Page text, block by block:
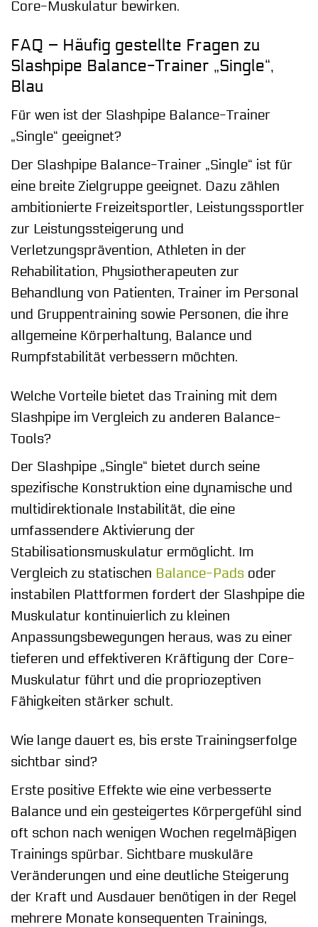
Core-Muskulatur bewirken.
FAQ – Häufig gestellte Fragen zu
Slashpipe Balance-Trainer „Single“,
Blau
Für wen ist der Slashpipe Balance-Trainer
„Single“ geeignet?
Der Slashpipe Balance-Trainer „Single“ ist für
eine breite Zielgruppe geeignet. Dazu zählen
ambitionierte Freizeitsportler, Leistungssportler
zur Leistungssteigerung und
Verletzungsprävention, Athleten in der
Rehabilitation, Physiotherapeuten zur
Behandlung von Patienten, Trainer im Personal
und Gruppentraining sowie Personen, die ihre
allgemeine Körperhaltung, Balance und
Rumpfstabilität verbessern möchten.
Welche Vorteile bietet das Training mit dem
Slashpipe im Vergleich zu anderen Balance-
Tools?
Der Slashpipe „Single“ bietet durch seine
spezifische Konstruktion eine dynamische und
multidirektionale Instabilität, die eine
umfassendere Aktivierung der
Stabilisationsmuskulatur ermöglicht. Im
Vergleich zu statischen Balance-Pads oder
instabilen Plattformen fordert der Slashpipe die
Muskulatur kontinuierlich zu kleinen
Anpassungsbewegungen heraus, was zu einer
tieferen und effektiveren Kräftigung der Core-
Muskulatur führt und die propriozeptiven
Fähigkeiten stärker schult.
Wie lange dauert es, bis erste Trainingserfolge
sichtbar sind?
Erste positive Effekte wie eine verbesserte
Balance und ein gesteigertes Körpergefühl sind
oft schon nach wenigen Wochen regelmäßigen
Trainings spürbar. Sichtbare muskuläre
Veränderungen und eine deutliche Steigerung
der Kraft und Ausdauer benötigen in der Regel
mehrere Monate konsequenten Trainings,